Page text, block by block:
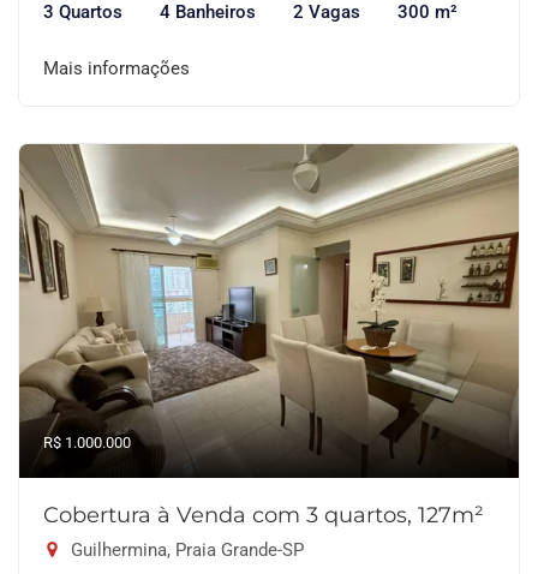
3 Quartos 4 Banheiros 2 Vagas 300 m²
Mais informações
R$ 1.000.000
Cobertura à Venda com 3 quartos, 127m²
Guilhermina, Praia Grande-SP